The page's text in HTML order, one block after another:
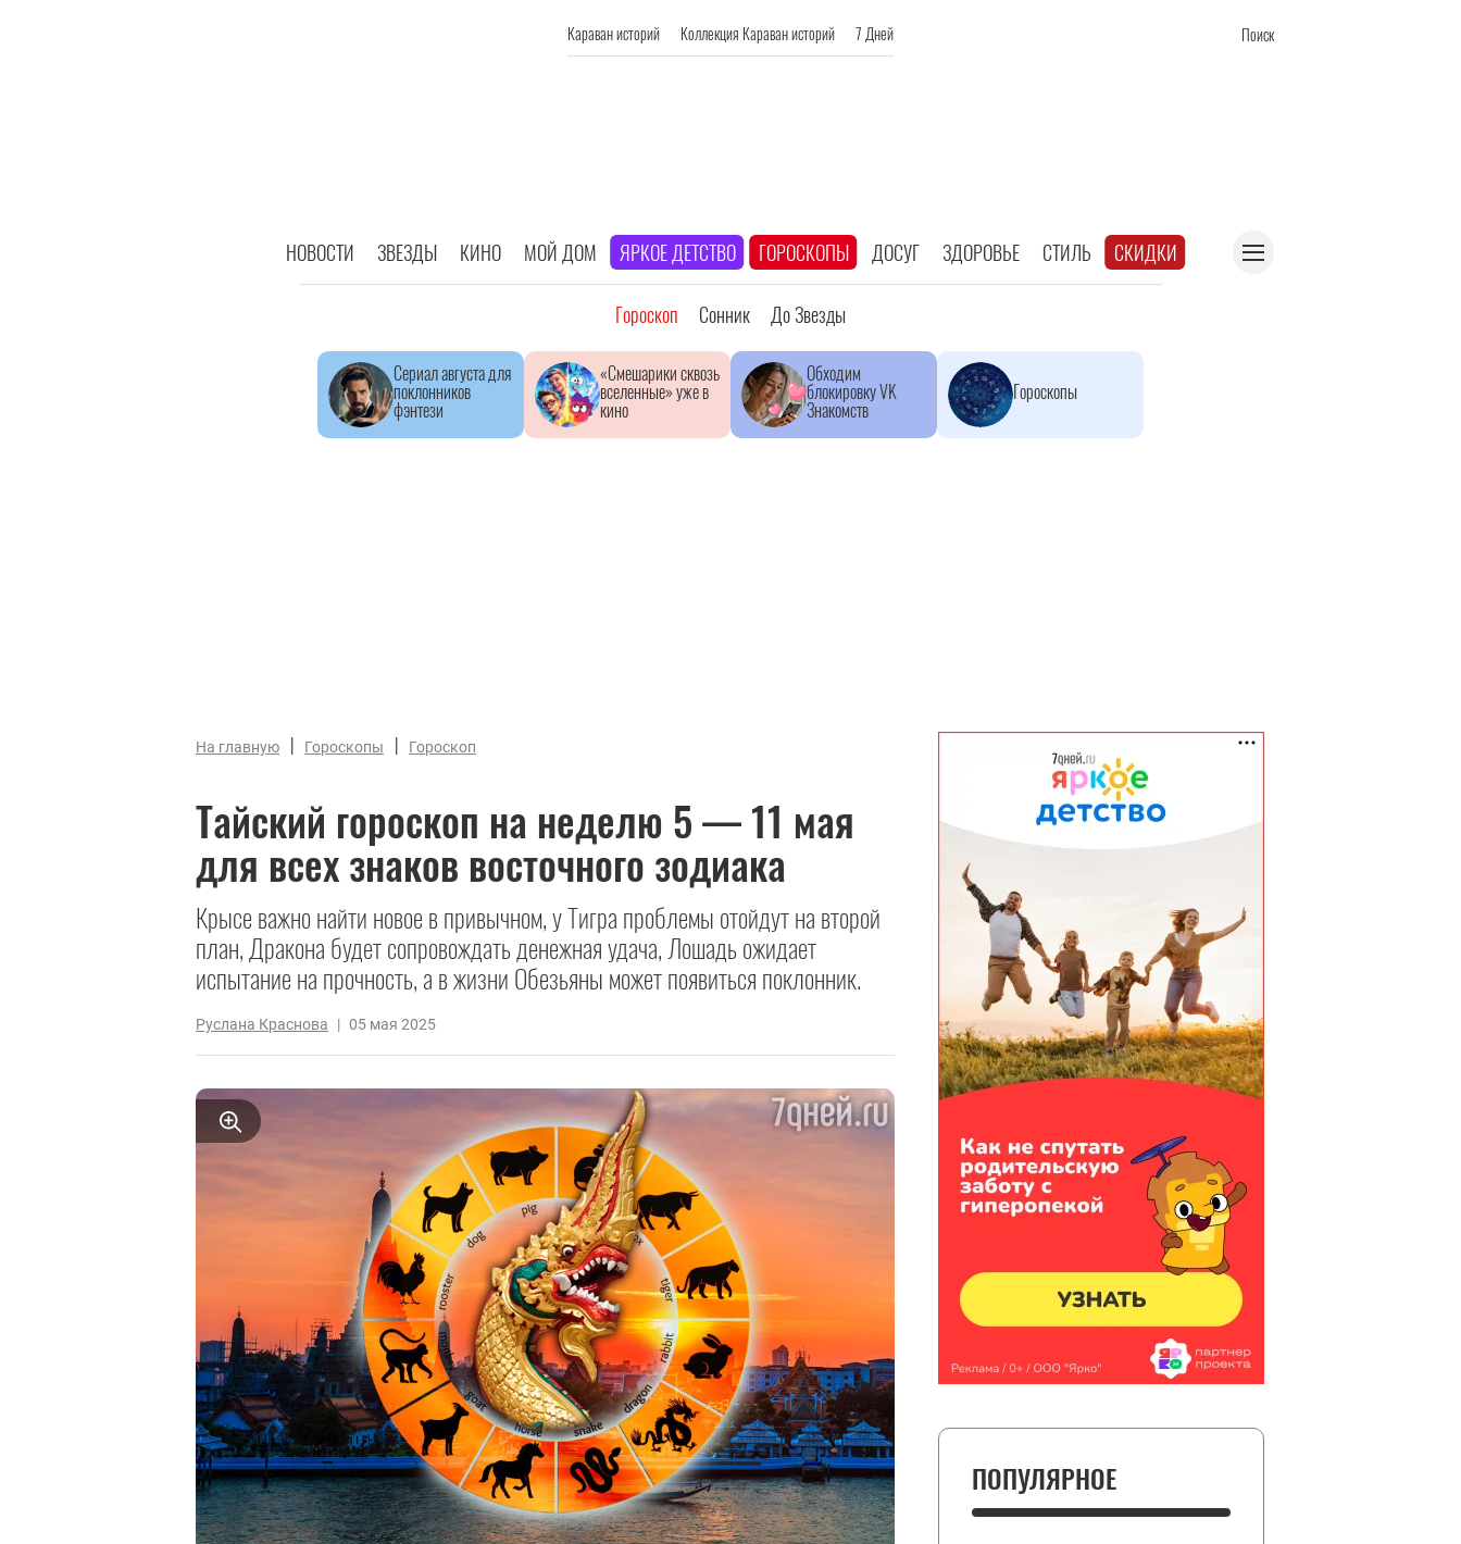
Караван историй Коллекция Караван историй 7 Дней Поиск
НОВОСТИ ЗВЕЗДЫ КИНО МОЙ ДОМ ЯРКОЕ ДЕТСТВО ГОРОСКОПЫ ДОСУГ ЗДОРОВЬЕ СТИЛЬ СКИДКИ
Гороскоп Сонник До Звезды
Сериал августа для
поклонников
фэнтези
«Смешарики сквозь
вселенные» уже в
кино
Обходим
блокировку VK
Знакомств
Гороскопы
На главную | Гороскопы | Гороскоп
Тайский гороскоп на неделю 5 — 11 мая
для всех знаков восточного зодиака
Крысе важно найти новое в привычном, у Тигра проблемы отойдут на второй
план, Дракона будет сопровождать денежная удача, Лошадь ожидает
испытание на прочность, а в жизни Обезьяны может появиться поклонник.
Руслана Краснова | 05 мая 2025
ПОПУЛЯРНОЕ